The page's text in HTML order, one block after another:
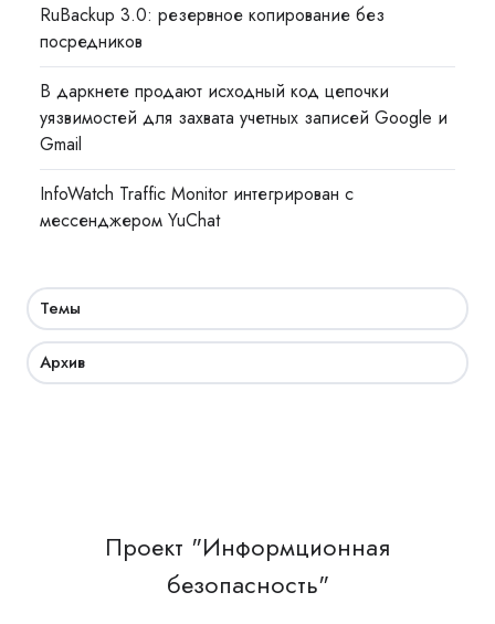
RuBackup 3.0: резервное копирование без
посредников
В даркнете продают исходный код цепочки
уязвимостей для захвата учетных записей Google и
Gmail
InfoWatch Traffic Monitor интегрирован с
мессенджером YuChat
Темы
Архив
Проект "Информционная
безопасность"